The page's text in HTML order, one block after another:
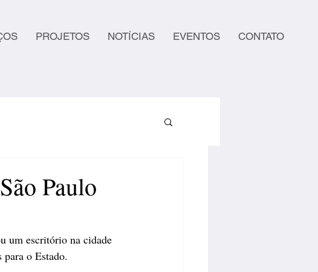
PROJETOS NOTÍCIAS EVENTOS CONTATO
Paulo
um escritório na cidade
o Estado.